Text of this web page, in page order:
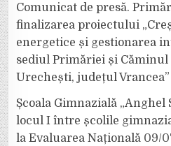
Comunicat de presă.
finalizarea proiectului
energetice și gestionarea
sediul Primăriei și
Urechești, județul Vrancea”
Școala Gimnazială „Anghel
locul I între școlile
la Evaluarea Națională 09/